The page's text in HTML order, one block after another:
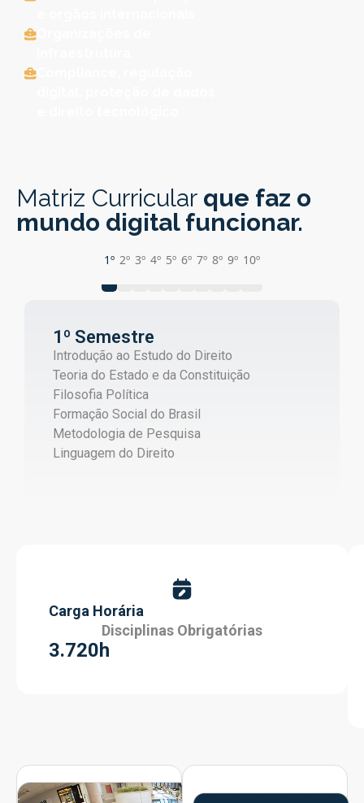
Matriz Curricular que faz o
mundo digital funcionar.
1º 2º 3º 4º 5º 6º 7º 8º 9º 10º
1º Semestre
Introdução ao Estudo do Direito
Teoria do Estado e da Constituição
Filosofia Política
Formação Social do Brasil
Metodologia de Pesquisa
Linguagem do Direito
Carga Horária
Disciplinas Obrigatórias
3.720h